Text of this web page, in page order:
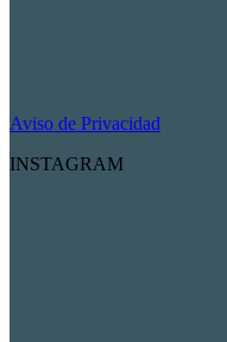
Aviso de Privacidad
INSTAGRAM